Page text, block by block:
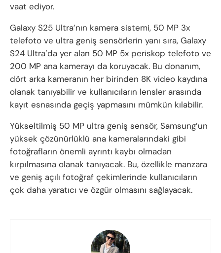
vaat ediyor.
Galaxy S25 Ultra’nın kamera sistemi, 50 MP 3x
telefoto ve ultra geniş sensörlerin yanı sıra, Galaxy
S24 Ultra’da yer alan 50 MP 5x periskop telefoto ve
200 MP ana kamerayı da koruyacak. Bu donanım,
dört arka kameranın her birinden 8K video kaydına
olanak tanıyabilir ve kullanıcıların lensler arasında
kayıt esnasında geçiş yapmasını mümkün kılabilir.
Yükseltilmiş 50 MP ultra geniş sensör, Samsung’un
yüksek çözünürlüklü ana kameralarındaki gibi
fotoğrafların önemli ayrıntı kaybı olmadan
kırpılmasına olanak tanıyacak. Bu, özellikle manzara
ve geniş açılı fotoğraf çekimlerinde kullanıcıların
çok daha yaratıcı ve özgür olmasını sağlayacak.